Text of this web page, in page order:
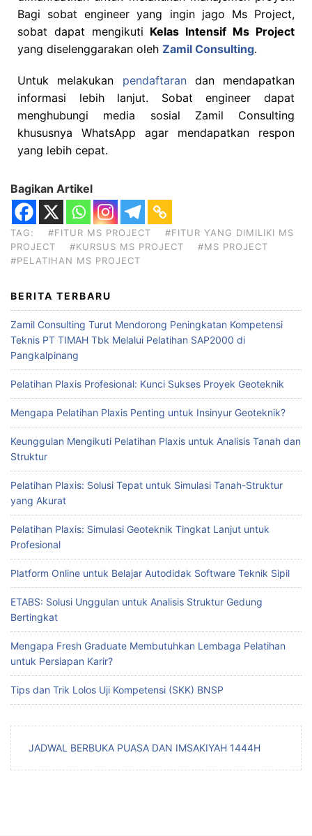
Bagi sobat engineer yang ingin jago Ms Project,
sobat dapat mengikuti Kelas Intensif Ms Project
yang diselenggarakan oleh Zamil Consulting.
Untuk melakukan pendaftarandan mendapatkan
informasi lebih lanjut. Sobat engineer dapat
menghubungi media sosial Zamil Consulting
khususnya WhatsApp agar mendapatkan respon
yang lebih cepat.
Bagikan Artikel
TAG: #FITUR MS PROJECT
#FITUR YANG DIMILIKI MS
PROJECT
#KURSUS MS PROJECT
#MS PROJECT
#PELATIHAN MS PROJECT
BERITA TERBARU
Zamil Consulting Turut Mendorong Peningkatan Kompetensi
Teknis PT TIMAH Tbk Melalui Pelatihan SAP2000 di
Pangkalpinang
Pelatihan Plaxis Profesional: Kunci Sukses Proyek Geoteknik
Mengapa Pelatihan Plaxis Penting untuk Insinyur Geoteknik?
Keunggulan Mengikuti Pelatihan Plaxis untuk Analisis Tanah dan
Struktur
Pelatihan Plaxis: Solusi Tepat untuk Simulasi Tanah-Struktur
yang Akurat
Pelatihan Plaxis: Simulasi Geoteknik Tingkat Lanjut untuk
Profesional
Platform Online untuk Belajar Autodidak Software Teknik Sipil
ETABS: Solusi Unggulan untuk Analisis Struktur Gedung
Bertingkat
Mengapa Fresh Graduate Membutuhkan Lembaga Pelatihan
untuk Persiapan Karir?
Tips dan Trik Lolos Uji Kompetensi (SKK) BNSP
JADWAL BERBUKA PUASA DAN IMSAKIYAH 1444H